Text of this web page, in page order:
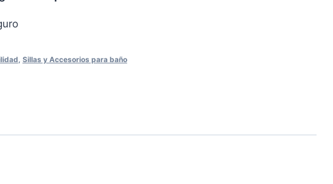
Sillas y Accesorios para baño